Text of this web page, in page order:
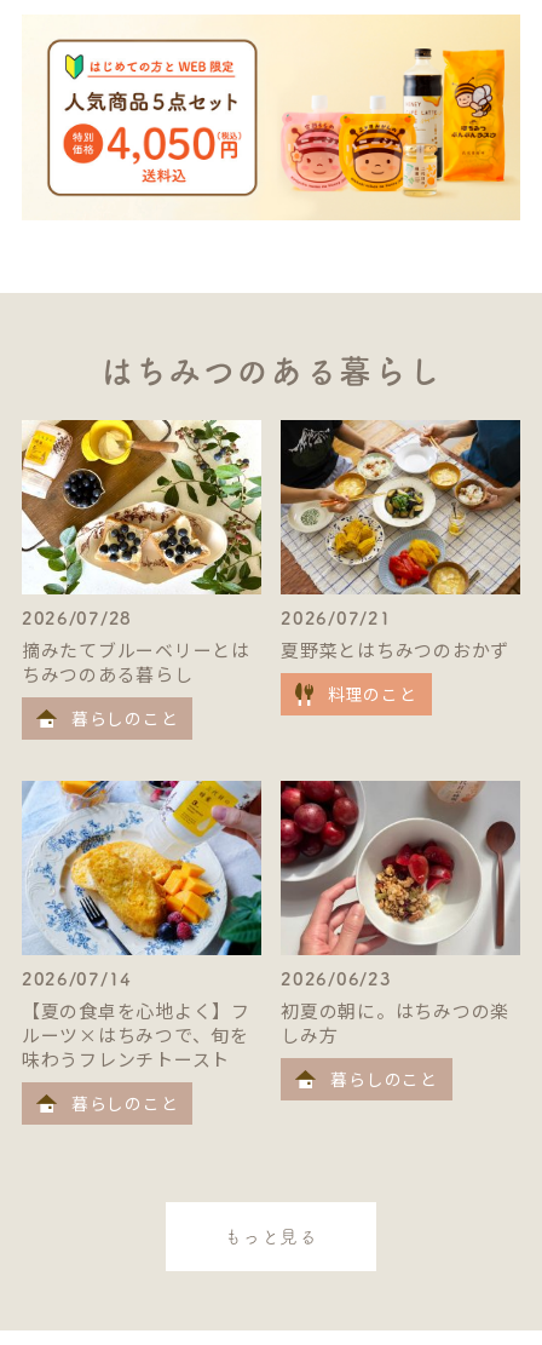
はちみつのある暮らし
2026/07/28
摘みたてブルーベリーとは
ちみつのある暮らし
暮らしのこと
2026/07/21
夏野菜とはちみつのおかず
料理のこと
2026/07/14
【夏の食卓を心地よく】フ
ルーツ×はちみつで、旬を
味わうフレンチトースト
暮らしのこと
2026/06/23
初夏の朝に。はちみつの楽
しみ方
暮らしのこと
もっと見る